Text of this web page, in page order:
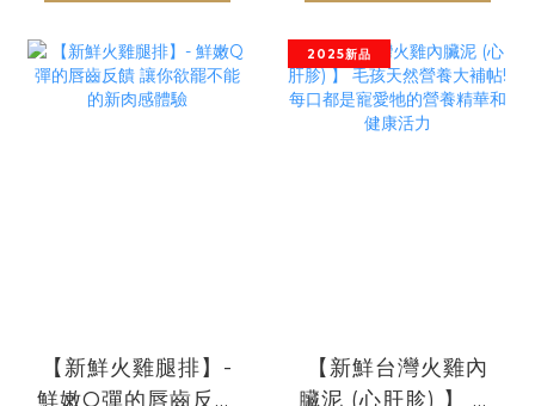
【新鮮火雞腿排】-
鮮嫩Q彈的唇齒反饋
2025新品
【新鮮台灣火雞內
臟泥 (心肝胗) 】 毛